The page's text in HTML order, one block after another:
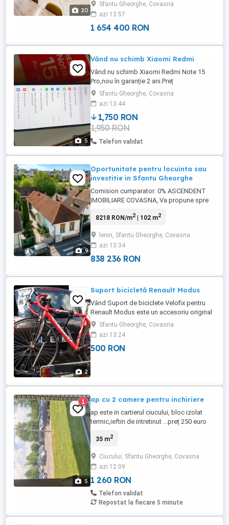
20
Arcus, intr-o zona apreciata pentru liniste,
intimitate si accesibilitate. Va invitam sa
descoperiti aceasta ...
Sfantu Gheorghe, Covasna
azi 13:57
1 654 400 RON
5
Vând nu schimb Xiaomi Redmi
Vând nu schimb Xiaomi Redmi Note 15
Pro,nou în garanție 2 ani.Preț
negociabil.Trimit și în țară costurile
transportului de către cumpărător.Cameră
200 mp., memorie internă 256 GB.
Sfantu Gheorghe, Covasna
azi 13:44
1,750 RON
1,950 RON
Telefon validat
9
Oportunitate pentru locuinta sau
investitie in Sfantu Gheorghe
Comision cumparator: 0% ASCENDENT
IMOBILIARE COVASNA, Va propune spre
Gheorghe, o proprietate cu potential,
locuinte confortabile, cat si ca investitie
pe termen lung. Imobilul este compus din
3 camere, bucatarie si baie, ...
8218 RON/m2| 102 m2
lenin, Sfantu Gheorghe, Covasna
azi 13:34
838 236 RON
2
Suport bicicletă Renault Modus
Vând Suport de biciclete Velofix pentru
Renault Modus este un accesoriu original
conceput special pentru montarea pe
partea din spate a acestui model, nefiind
compatibil universal cu alte autovehicule,
acesta permite transportul a 2 biciclete și
Sfantu Gheorghe, Covasna
azi 13:24
500 RON
5
1 ap cu 2 camere pentru inchiriere
ap este in cartierul ciucului, bloc izolat
termic,ieftin de intretinut ...preț 250 euro
35 m2
Ciucului, Sfantu Gheorghe, Covasna
azi 12:09
1 260 RON
Telefon validat
Repostat la fiecare 5 minute